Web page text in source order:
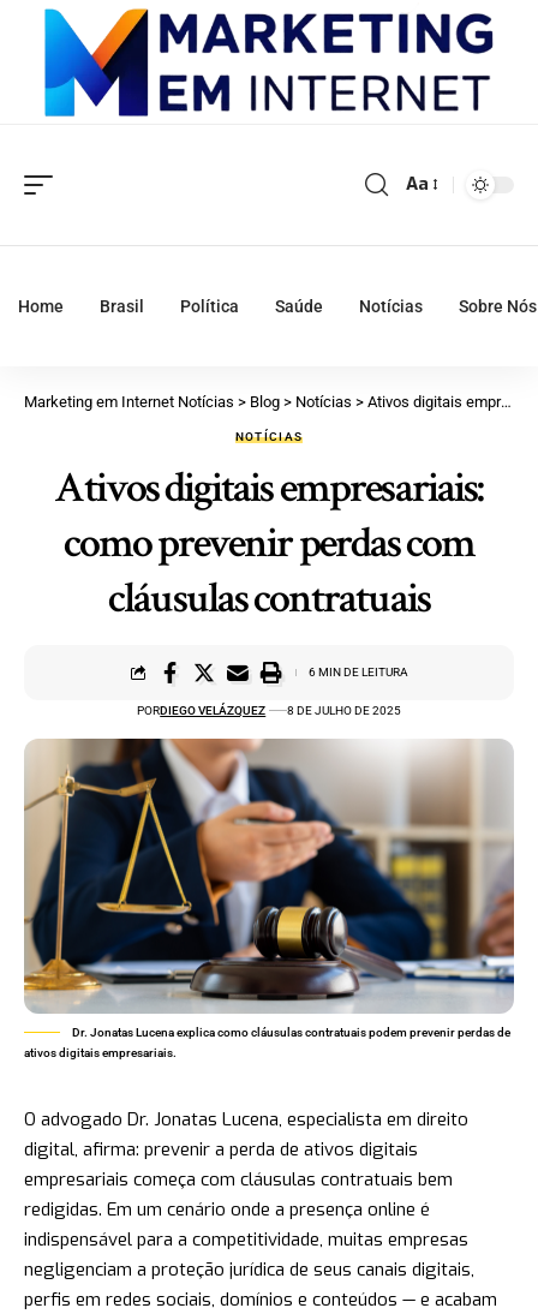
Aa
Home Brasil Política Saúde Notícias Sobre Nós
Marketing em Internet Notícias > Blog > Notícias > Ativos digitais empresariais: como prevenir perdas com cláusulas contratuais
NOTÍCIAS
Ativos digitais empresariais:
como prevenir perdas com
cláusulas contratuais
PORDIEGO VELÁZQUEZ 8 DE JULHO DE 2025
6 MIN DE LEITURA
Dr. Jonatas Lucena explica como cláusulas contratuais podem prevenir perdas de
ativos digitais empresariais.
O advogado Dr. Jonatas Lucena, especialista em direito
digital, afirma: prevenir a perda de ativos digitais
empresariais começa com cláusulas contratuais bem
redigidas. Em um cenário onde a presença online é
indispensável para a competitividade, muitas empresas
negligenciam a proteção jurídica de seus canais digitais,
perfis em redes sociais, domínios e conteúdos — e acabam